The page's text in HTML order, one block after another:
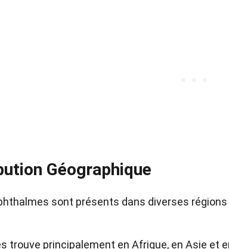
Géographique
sont présents dans diverses régions
trouve principalement en Afrique, en Asie et